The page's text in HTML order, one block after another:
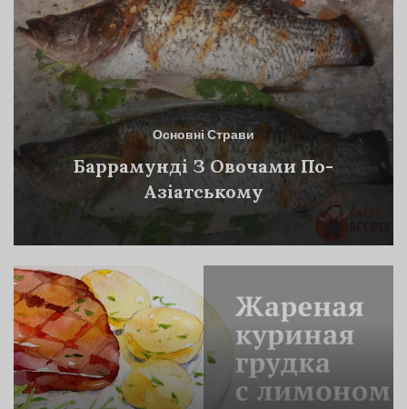
Основні Страви
Баррамунді З Овочами По-
Азіатському